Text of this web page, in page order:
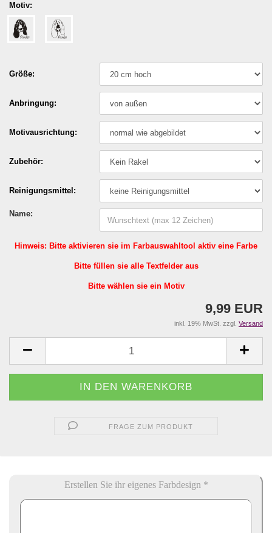
Motiv:
Größe:
Anbringung:
Motivausrichtung:
Zubehör:
Reinigungsmittel:
Name:
Hinweis: Bitte aktivieren sie im Farbauswahltool aktiv eine Farbe
Bitte füllen sie alle Textfelder aus
Bitte wählen sie ein Motiv
9,99 EUR
inkl. 19% MwSt. zzgl. Versand
FRAGE ZUM PRODUKT
Erstellen Sie ihr eigenes Farbdesign *